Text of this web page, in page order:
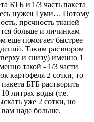
БТБ и 1/3 часть пакета
нужен Гуми… Потому
прочность тканей
больше и личинкам
еще помогает быстрее
Таким раствором
и снизу) именно 1
такой - 1/3 части
картофеля 2 сотки, то
БТБ растворить
литрах воды (т.е.
уже 2 сотки, но
вам надо больше.